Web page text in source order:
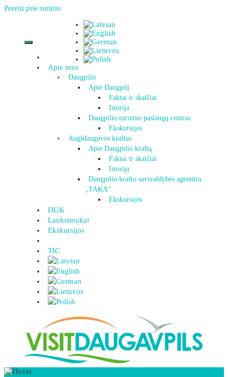
Pereiti prie turinio
Apie mus
Daugpilis
Apie Daugpilį
Faktai ir skaičiai
Istorija
Daugpilio turizmo paslaugų centras
Ekskursijos
Augšdauguvos kraštas
Apie Daugpilio kraštą
Faktai ir skaičiai
Istorija
Daugpilio krašto savivaldybės agentūra
„TAKA“
Ekskursijos
DUK
Lankstinukai
Ekskursijos
TIC